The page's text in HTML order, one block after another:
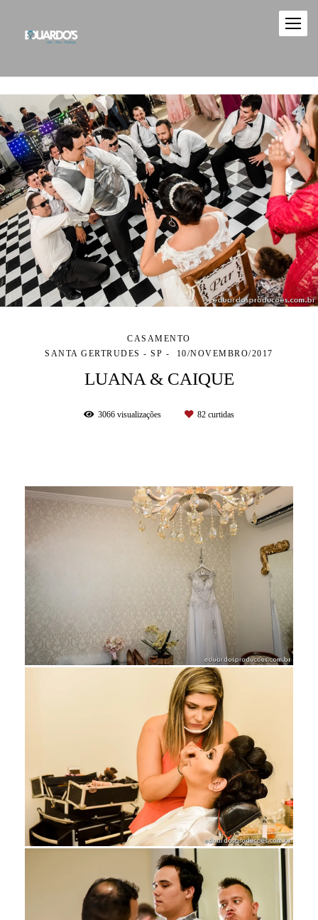
CASAMENTO
SANTA GERTRUDES - SP
10/NOVEMBRO/2017
LUANA & CAIQUE
3066 visualizações 82 curtidas